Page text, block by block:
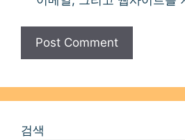
검색